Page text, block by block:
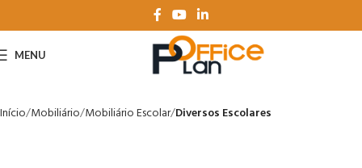
MENU
Início Mobiliário Mobiliário Escolar Diversos Escolares